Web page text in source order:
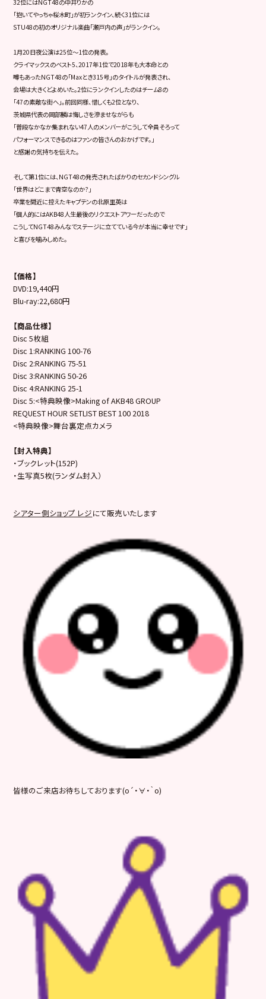
32位にはNGT48の中井りかの
「抱いてやっちゃ桜木町」が初ランクイン、続く31位には
STU48の初のオリジナル楽曲「瀬戸内の声」がランクイン。
1月20日夜公演は25位～1位の発表。
クライマックスのベスト5、2017年1位で2018年も大本命との
噂もあったNGT48の「Maxとき315号」のタイトルが発表され、
会場は大きくどよめいた。2位にランクインしたのはチーム8の
「47の素敵な街へ」。前回同様、惜しくも2位となり、
茨城県代表の岡部麟は悔しさを滲ませながらも
「普段なかなか集まれない47人のメンバーがこうして全員そろって
パフォーマンスできるのはファンの皆さんのおかげです。」
と感謝の気持ちを伝えた。
そして第1位には、NGT48の発売されたばかりのセカンドシングル
「世界はどこまで青空なのか?」
卒業を間近に控えたキャプテンの北原里英は
「個人的にはAKB48人生最後のリクエストアワーだったので
こうしてNGT48みんなでステージに立てている今が本当に幸せです」
と喜びを噛みしめた。
【価格】
DVD:19,440円
Blu-ray:22,680円
【商品仕様】
Disc 5枚組
Disc 1:RANKING 100-76
Disc 2:RANKING 75-51
Disc 3:RANKING 50-26
Disc 4:RANKING 25-1
Disc 5:<特典映像>Making of AKB48 GROUP
REQUEST HOUR SETLIST BEST 100 2018
<特典映像>舞台裏定点カメラ
【封入特典】
・ブックレット(152P)
・生写真5枚(ランダム封入）
シアター側ショップ レジにて販売いたします
皆様のご来店お待ちしております(o´・∀・｀o)